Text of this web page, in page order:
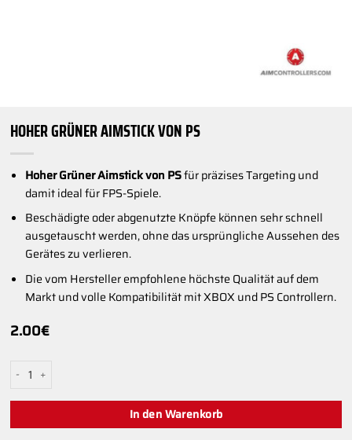
HOHER GRÜNER AIMSTICK VON PS
Hoher Grüner Aimstick von PSfür präzises Targeting und
damit ideal für FPS-Spiele.
Beschädigte oder abgenutzte Knöpfe können sehr schnell
ausgetauscht werden, ohne das ursprüngliche Aussehen des
Gerätes zu verlieren.
Die vom Hersteller empfohlene höchste Qualität auf dem
Markt und volle Kompatibilität mit XBOX und PS Controllern.
2.00€
Hoher grüner Aimstick von PS Menge
In den Warenkorb